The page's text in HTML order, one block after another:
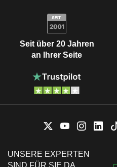
Seit über 20 Jahren
an Ihrer Seite
UNSERE EXPERTEN
SIND FÜR SIE DA